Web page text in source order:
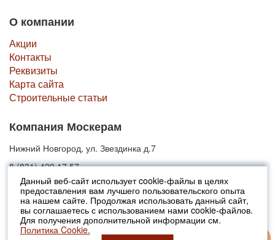
Данный веб-сайт использует cookie-файлы в целях
предоставления вам лучшего пользовательского опыта
на нашем сайте. Продолжая использовать данный сайт,
вы соглашаетесь с использованием нами cookie-файлов.
Для получения дополнительной информации см.
Политика Cookie.
О компании
Акции
Контакты
Реквизиты
Карта сайта
Строительные статьи
Компания Москерам
Нижний Новгород, ул. Звездинка д.7
8 (831) 429 17 57
© 2010-2026 Москерам
Указанные на сайте цены не являются публичной офертой (ст.435 ГК
РФ).
Стоимость и наличие товара просьба уточнять в офисах продаж....